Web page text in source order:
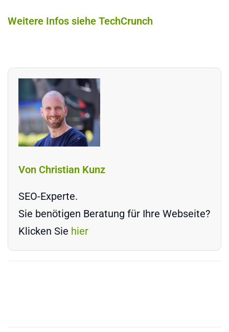
Weitere Infos siehe TechCrunch
Von Christian Kunz
SEO-Experte.
Sie benötigen Beratung für Ihre Webseite?
Klicken Sie hier